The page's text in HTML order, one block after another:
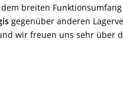
breiten
gegenüber anderen
wir freuen uns sehr über